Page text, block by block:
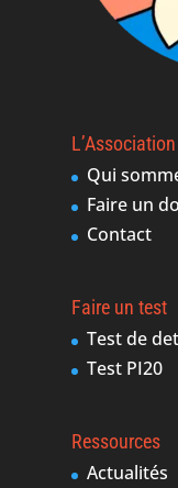
Qui
Faire un
Contact
Faire un test
Test de
Test PI20
Ressources
Actualités